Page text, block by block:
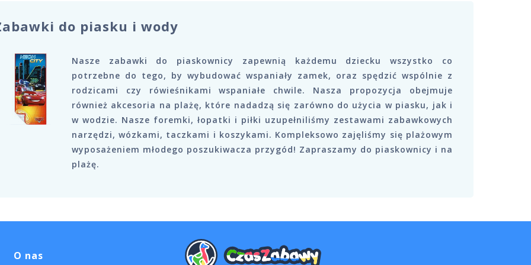
do piasku i wody
Nasze zabawki do piaskownicy zapewnią każdemu dziecku wszystko co
potrzebne do tego, by wybudować wspaniały zamek, oraz spędzić wspólnie z
rodzicami czy rówieśnikami wspaniałe chwile. Nasza propozycja obejmuje
również akcesoria na plażę, które nadadzą się zarówno do użycia w piasku, jak i
w wodzie. Nasze foremki, łopatki i piłki uzupełniliśmy zestawami zabawkowych
narzędzi, wózkami, taczkami i koszykami. Kompleksowo zajęliśmy się plażowym
wyposażeniem młodego poszukiwacza przygód! Zapraszamy do piaskownicy i na
plażę.
O nas